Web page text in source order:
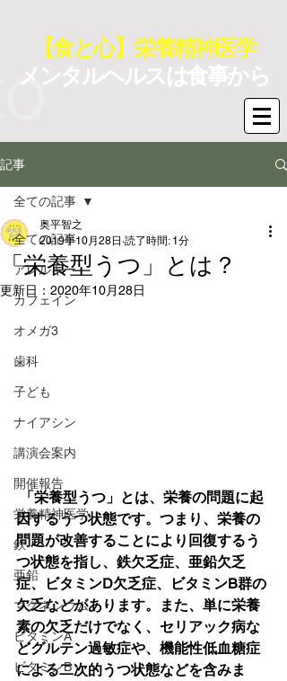
【食と心】栄養精神医学
メンタルヘルスは食事から
記事
全ての記事
アレルギー
カフェイン
オメガ3
歯科
子ども
ナイアシン
講演会案内
開催報告
栄養精神医学
鉄
亜鉛
マグネシウム
ビタミンA
ビタミンB
全ての記事
「栄養型うつ」とは？
奥平智之
2019年10月28日 読了時間: 1分
更新日： 2020年10月28日
「栄養型うつ」とは、栄養の問題に起
因するうつ状態です。つまり、栄養の
問題が改善することにより回復するう
つ状態を指し、鉄欠乏症、亜鉛欠乏
症、ビタミンD欠乏症、ビタミンB群の
欠乏などがあります。また、単に栄養
素の欠乏だけでなく、セリアック病な
どグルテン過敏症や、機能性低血糖症
による二次的うつ状態などを含みま